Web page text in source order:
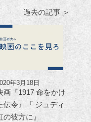
過去の記事 ＞
年3月18日
画『1917 命をかけ
伝令』『 ジュディ
の彼方に』